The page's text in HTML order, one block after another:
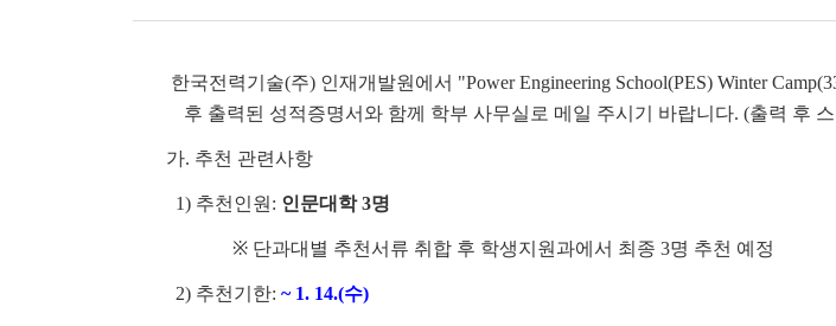
한국전력기술(주) 인재개발원에서 "Power Engineering School(PES) Winter
후 출력된 성적증명서와 함께 학부 사무실로 메일 주시기 바랍니다. (출력 후
가. 추천 관련사항
1) 추천인원: 인문대학 3명
※ 단과대별 추천서류 취합 후 학생지원과에서 최종 3명 추천 예정
2) 추천기한: ~ 1. 14.(수)